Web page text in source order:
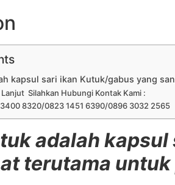
kapsul sari ikan Kutuk/gabus yang
Silahkan Hubungi Kontak Kami :
8320/0823 1451 6390/0896 3032 2565
adalah
terutama